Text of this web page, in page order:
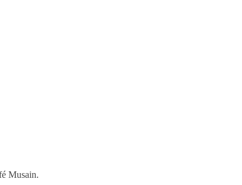
Musain.